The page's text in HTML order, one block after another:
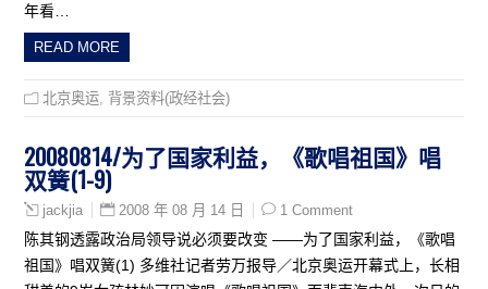
年看…
READ MORE
北京奥运 背景资料(政经社会)
20080814/为了国家利益，《歌唱祖国》唱
双簧(1-9)
jackjia 2008 年 08 月 14 日 1 Comment
陈其钢透露政治局领导说必须要改变 ——为了国家利益，《歌唱
祖国》唱双簧(1) 多维社记者劳万报导／北京奥运开幕式上，长相